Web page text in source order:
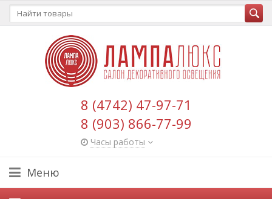
8 (4742) 47-97-71
8 (903) 866-77-99
Часы работы
Меню